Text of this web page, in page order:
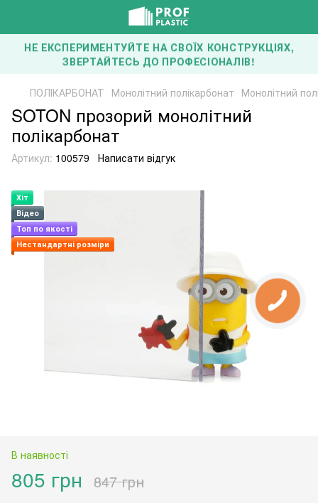
НЕ ЕКСПЕРИМЕНТУЙТЕ НА СВОЇХ КОНСТРУКЦІЯХ,
ЗВЕРТАЙТЕСЬ ДО ПРОФЕСІОНАЛІВ!
ПОЛІКАРБОНАТ Монолітний полікарбонат Монолітний
SOTON прозорий монолітний
полікарбонат
Артикул: 100579 Написати відгук
Хіт
Відео
Топ по якості
Нестандартні розміри
В наявності
805 грн 847 грн